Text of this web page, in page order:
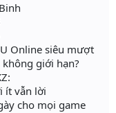
Online siêu mượt
không giới hạn?
ít vẫn lời
cho mọi game